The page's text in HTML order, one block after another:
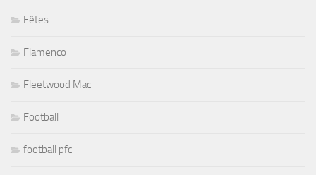
Fêtes
Flamenco
Fleetwood Mac
Football
football pfc